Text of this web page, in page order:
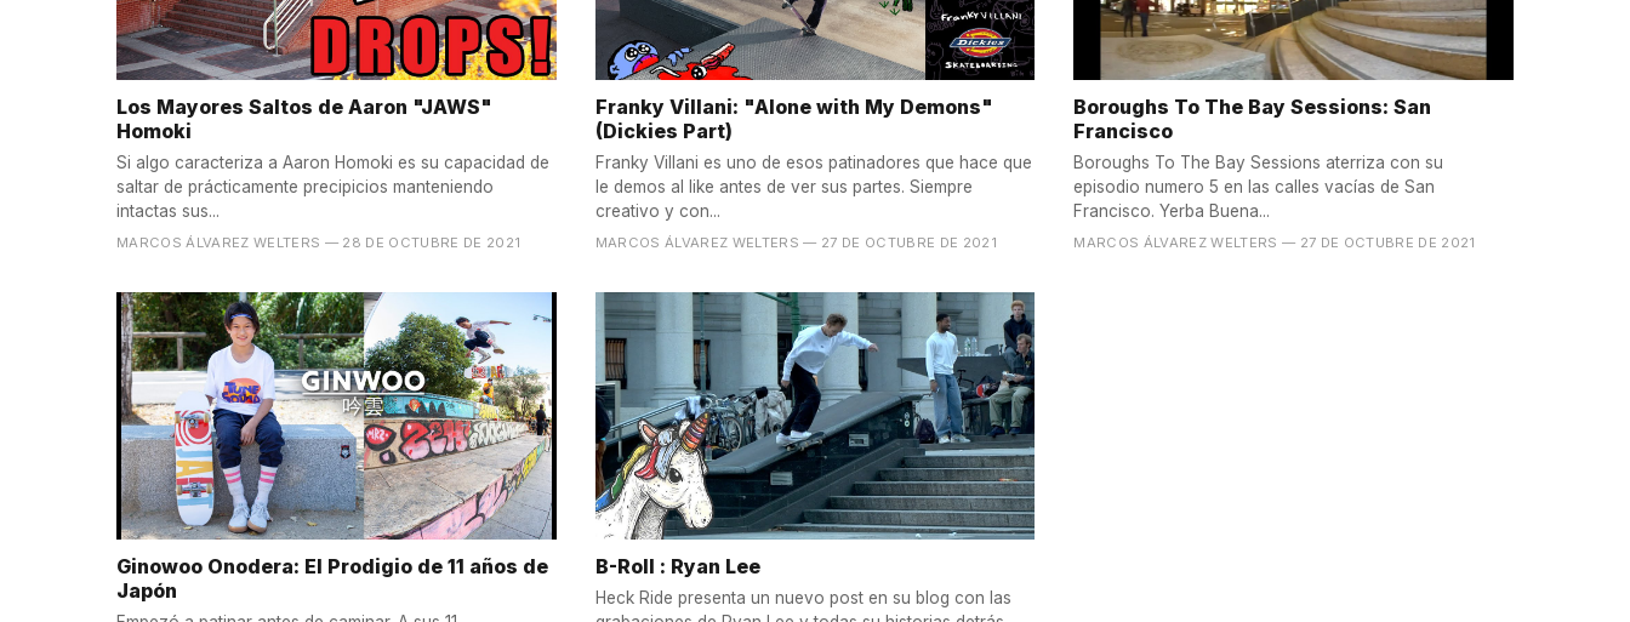
Los Mayores Saltos de Aaron "JAWS"
Homoki
Si algo caracteriza a Aaron Homoki es su capacidad de
saltar de prácticamente precipicios manteniendo
intactas sus...
MARCOS ÁLVAREZ WELTERS — 28 DE OCTUBRE DE 2021
Franky Villani: "Alone with My Demons"
(Dickies Part)
Franky Villani es uno de esos patinadores que hace que
le demos al like antes de ver sus partes. Siempre
creativo y con...
MARCOS ÁLVAREZ WELTERS — 27 DE OCTUBRE DE 2021
Boroughs To The Bay Sessions: San
Francisco
Boroughs To The Bay Sessions aterriza con su
episodio numero 5 en las calles vacías de San
Francisco. Yerba Buena...
MARCOS ÁLVAREZ WELTERS — 27 DE OCTUBRE DE 2021
Ginowoo Onodera: El Prodigio de 11 años de
Japón
B-Roll : Ryan Lee
Heck Ride presenta un nuevo post en su blog con las